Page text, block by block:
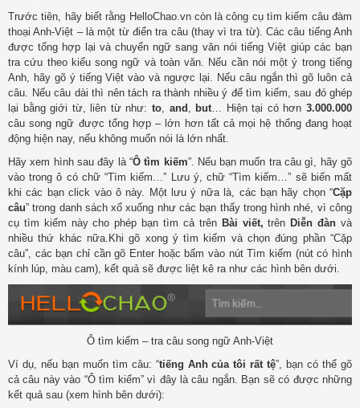
Trước tiên, hãy biết rằng HelloChao.vn còn là công cụ tìm kiếm câu đàm
thoại Anh-Việt – là một từ điển tra câu (thay vì tra từ). Các câu tiếng Anh
được tổng hợp lại và chuyển ngữ sang văn nói tiếng Việt giúp các bạn
tra cứu theo kiểu song ngữ và toàn văn. Nếu cần nói một ý trong tiếng
Anh, hãy gõ ý tiếng Việt vào và ngược lại. Nếu câu ngắn thì gõ luôn cả
câu. Nếu câu dài thì nên tách ra thành nhiều ý để tìm kiếm, sau đó ghép
lại bằng giới từ, liên từ như: to, and , but… Hiện tại có hơn3.000.000
câu song ngữ được tổng hợp – lớn hơn tất cả mọi hệ thống đang hoạt
động hiện nay, nếu không muốn nói là lớn nhất.
Hãy xem hình sau đây là “Ô tìm kiếm”. Nếu bạn muốn tra câu gì, hãy gõ
vào trong ô có chữ “Tìm kiếm…” Lưu ý, chữ “Tìm kiếm…” sẽ biến mất
khi các bạn click vào ô này. Một lưu ý nữa là, các bạn hãy chọn “Cặp
câu” trong danh sách xổ xuống như các bạn thấy trong hình nhé, vì công
cụ tìm kiếm này cho phép bạn tìm cả trên Bài viết,trên Diễn đànvà
nhiều thứ khác nữa.Khi gõ xong ý tìm kiếm và chọn đúng phần “Cặp
câu”, các bạn chỉ cần gõ Enter hoặc bấm vào nút Tìm kiếm (nút có hình
kính lúp, màu cam), kết quả sẽ được liệt kê ra như các hình bên dưới.
Ô tìm kiếm – tra câu song ngữ Anh-Việt
Ví dụ, nếu bạn muốn tìm câu: “tiếng Anh của tôi rất tệ”, bạn có thể gõ
cả câu này vào “Ô tìm kiếm” vì đây là câu ngắn. Bạn sẽ có được những
kết quả sau (xem hình bên dưới):